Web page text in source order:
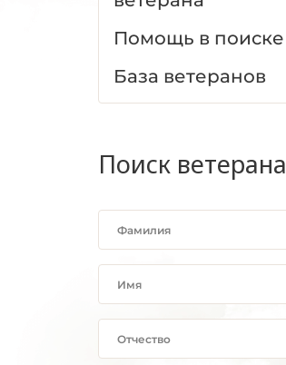
Помощь в поиске
База ветеранов
Поиск ветерана